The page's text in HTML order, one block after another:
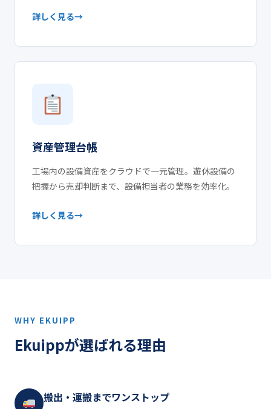
詳しく見る
資産管理台帳
工場内の設備資産をクラウドで一元管理。遊休設備の
把握から売却判断まで、設備担当者の業務を効率化。
詳しく見る
WHY EKUIPP
Ekuippが選ばれる理由
搬出・運搬までワンストップ